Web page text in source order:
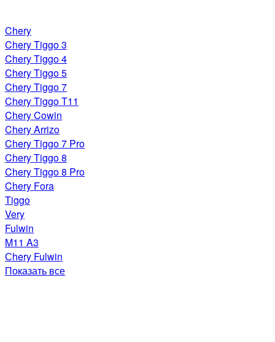
Chery
Chery Tiggo 3
Chery Tiggo 4
Chery Tiggo 5
Chery Tiggo 7
Chery Tiggo T11
Chery Cowin
Chery Arrizo
Chery Tiggo 7 Pro
Chery Tiggo 8
Chery Tiggo 8 Pro
Chery Fora
Tiggo
Very
Fulwin
M11 A3
Сhery Fulwin
Показать все